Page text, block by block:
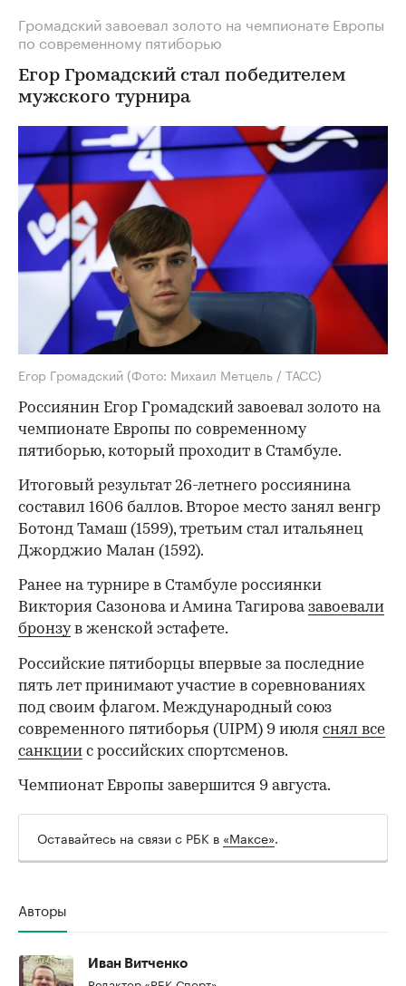
Громадский завоевал золото на чемпионате Европы
по современному пятиборью
Егор Громадский стал победителем
мужского турнира
Егор Громадский (Фото: Михаил Метцель / ТАСС)
Россиянин Егор Громадский завоевал золото на
чемпионате Европы по современному
пятиборью, который проходит в Стамбуле.
Итоговый результат 26-летнего россиянина
составил 1606 баллов. Второе место занял венгр
Ботонд Тамаш (1599), третьим стал итальянец
Джорджио Малан (1592).
Ранее на турнире в Стамбуле россиянки
Виктория Сазонова и Амина Тагировазавоевали
бронзув женской эстафете.
00:00 / 00:00
Российские пятиборцы впервые за последние
пять лет принимают участие в соревнованиях
под своим флагом. Международный союз
современного пятиборья (UIPM) 9 июля снял все
санкции с российских спортсменов.
Чемпионат Европы завершится 9 августа.
Оставайтесь на связи с РБК в «Максе».
Авторы
Иван Витченко